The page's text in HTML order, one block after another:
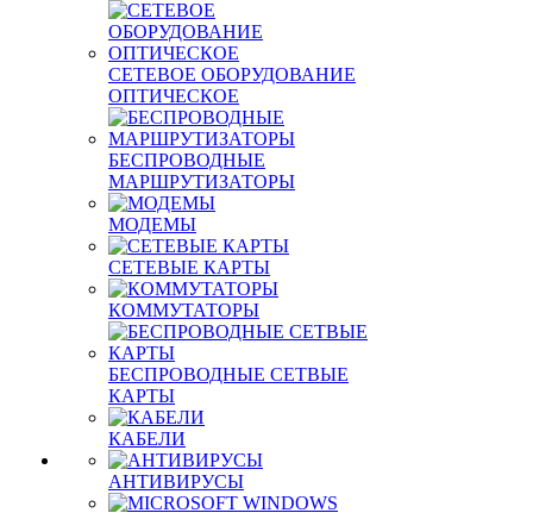
СЕТЕВОЕ ОБОРУДОВАНИЕ
ОПТИЧЕСКОЕ
БЕСПРОВОДНЫЕ
МАРШРУТИЗАТОРЫ
МОДЕМЫ
СЕТЕВЫЕ КАРТЫ
КОММУТАТОРЫ
БЕСПРОВОДНЫЕ СЕТВЫЕ
КАРТЫ
КАБЕЛИ
АНТИВИРУСЫ